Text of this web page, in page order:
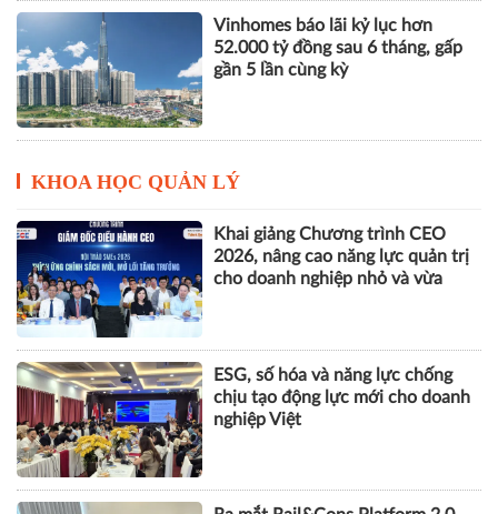
Vinhomes báo lãi kỷ lục hơn
52.000 tỷ đồng sau 6 tháng, gấp
gần 5 lần cùng kỳ
KHOA HỌC QUẢN LÝ
Khai giảng Chương trình CEO
2026, nâng cao năng lực quản trị
cho doanh nghiệp nhỏ và vừa
ESG, số hóa và năng lực chống
chịu tạo động lực mới cho doanh
nghiệp Việt